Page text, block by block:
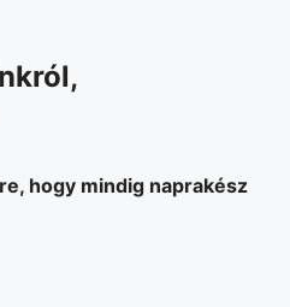
hogy mindig naprakész